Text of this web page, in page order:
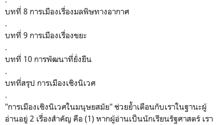
บทที่ 8 การเมืองเรื่องมลพิษทางอากาศ
.
บทที่ 9 การเมืองเรื่องขยะ
.
บทที่ 10 การพัฒนาที่ยั่งยืน
.
บทที่สรุป การเมืองเชิงนิเวศ
.
"การเมืองเชิงนิเวศในมนุษยสมัย" ช่วยย้ำเตือนกับเราในฐานะผู้
อ่านอยู่ 2 เรื่องสำคัญ คือ (1) หากผู้อ่านเป็นนักเรียนรัฐศาสตร์ เรา